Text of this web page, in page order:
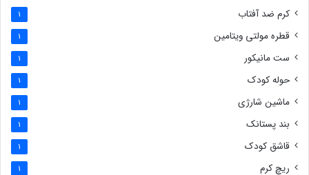
کرم ضد آفتاب 1
قطره مولتی ویتامین 1
ست مانیکور 1
حوله کودک 1
ماشین شارژی 1
بند پستانک 1
قاشق کودک 1
ریچ کرم 1